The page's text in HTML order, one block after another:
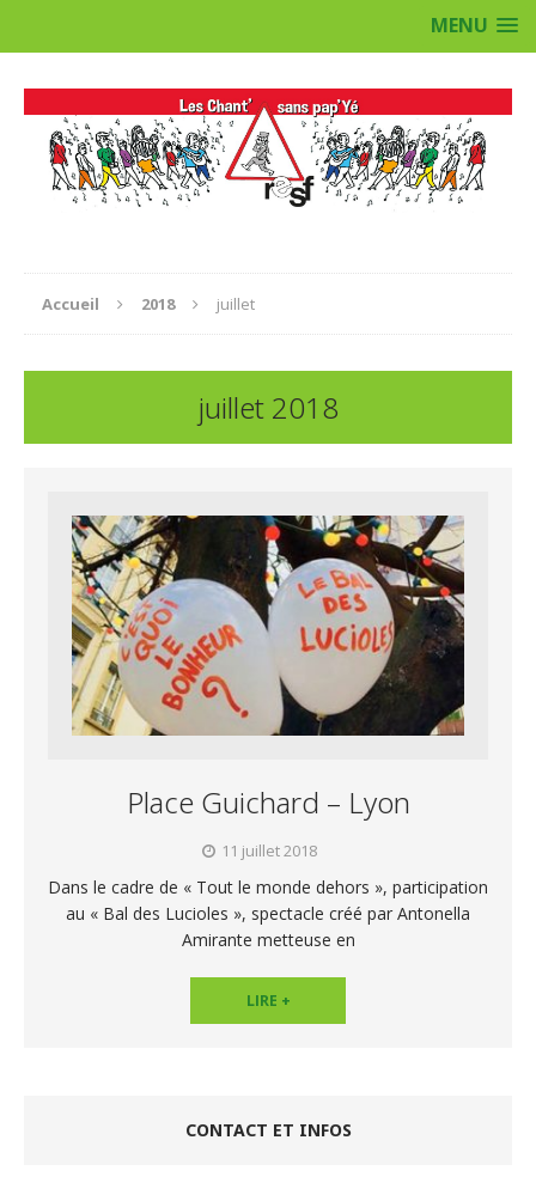
MENU
Accueil 2018 juillet
juillet 2018
Place Guichard – Lyon
11 juillet 2018
Dans le cadre de « Tout le monde dehors », participation
au « Bal des Lucioles », spectacle créé par Antonella
Amirante metteuse en
LIRE +
CONTACT ET INFOS